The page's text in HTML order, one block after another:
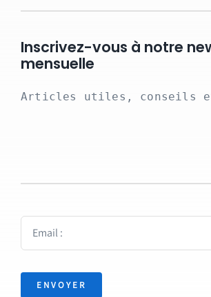
Inscrivez-vous à notre
mensuelle
Articles utiles, conseils et
ENVOYER